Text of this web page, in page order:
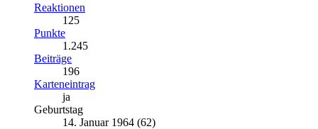
Reaktionen
125
Punkte
1.245
Beiträge
196
Karteneintrag
ja
Geburtstag
14. Januar 1964 (62)